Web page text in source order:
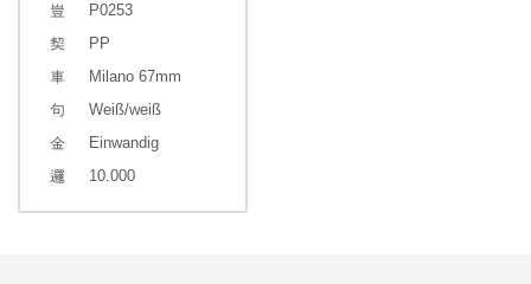
P0253
PP
Milano 67mm
Weiß/weiß
Einwandig
10.000